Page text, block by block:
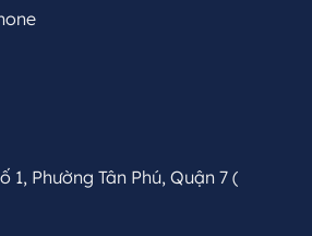
1, Phường Tân Phú, Quận 7 (